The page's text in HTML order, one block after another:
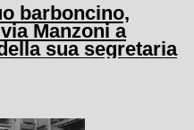
barboncino,
Manzoni a
sua segretaria